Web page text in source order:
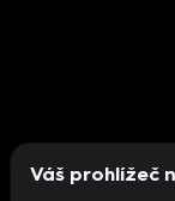
Váš prohlížeč